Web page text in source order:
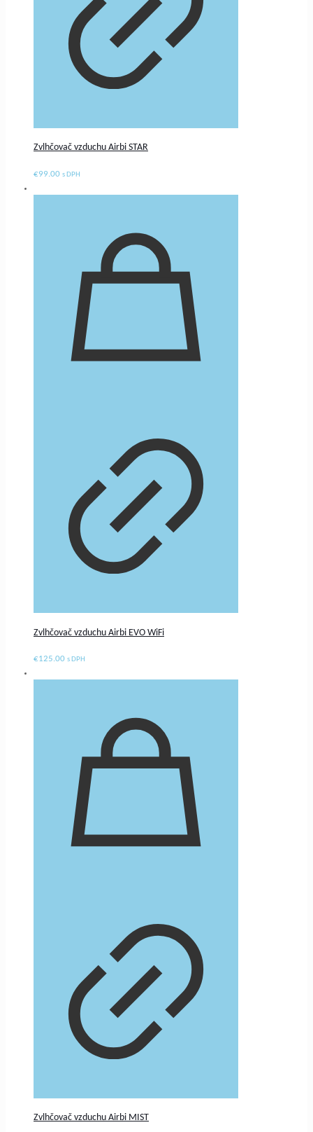
Zvlhčovač vzduchu Airbi STAR
€99.00 s DPH
Zvlhčovač vzduchu Airbi EVO WiFi
€125.00 s DPH
Zvlhčovač vzduchu Airbi MIST